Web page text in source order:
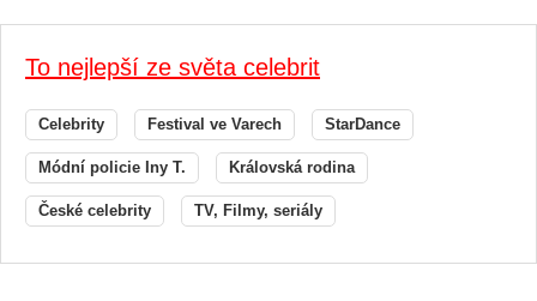
To nejlepší ze světa celebrit
Celebrity Festival ve Varech StarDance
Módní policie Iny T. Královská rodina
České celebrity TV, Filmy, seriály